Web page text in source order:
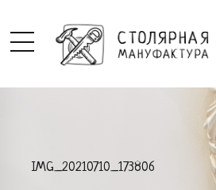
IMG_20210710_173806